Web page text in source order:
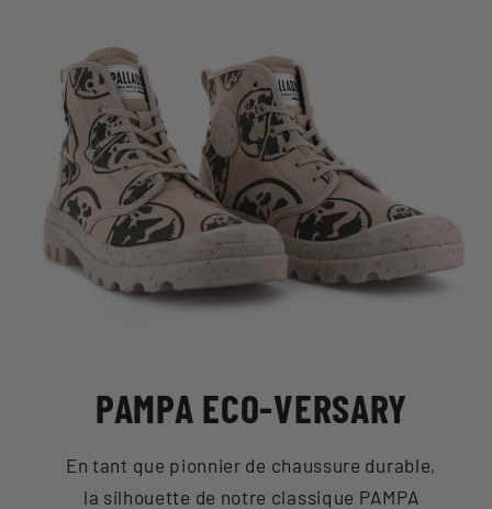
PAMPA ECO-VERSARY
En tant que pionnier de chaussure durable,
la silhouette de notre classique PAMPA